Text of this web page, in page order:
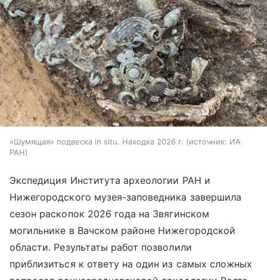
«Шумящая» подвеска in situ. Находка 2026 г. источник: ИА
РАН
Экспедиция Института археологии РАН и
Нижегородского музея-заповедника завершила
сезон раскопок 2026 года на Звягинском
могильнике в Вачском районе Нижегородской
области. Результаты работ позволили
приблизиться к ответу на один из самых сложных